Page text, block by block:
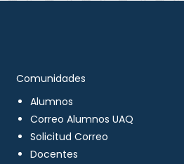
Comunidades
Alumnos
Correo Alumnos UAQ
Solicitud Correo
Docentes